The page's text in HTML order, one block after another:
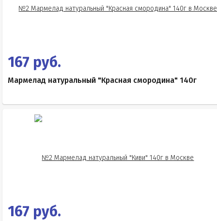
167 руб.
Мармелад натуральный "Красная смородина" 140г
167 руб.